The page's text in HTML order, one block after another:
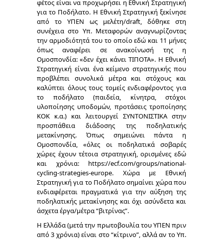
φέτος είναι να προχωρήσει η Εθνική Στρατηγική
για το Ποδήλατο. Η Εθνική Στρατηγική ξεκίνησε
από το ΥΠΕΝ ως μελέτη/draft, δόθηκε στη
συνέχεια στο Υπ. Μεταφορών αναγνωρίζοντας
την αρμοδιότητά του το οποίο εδώ και 11 μήνες
όπως αναφέρει σε ανακοίνωσή της η
Ομοσπονδία: «δεν έχει κάνει ΤΙΠΟΤΑ». Η Εθνική
Στρατηγική είναι ένα κείμενο στρατηγικής που
προβλέπει συνολικά μέτρα και στόχους και
καλύπτει όλους τους τομείς ενδιαφέροντος για
το ποδήλατο (παιδεία, κίνητρα, στόχοι
υλοποίησης υποδομών, προτάσεις τροποίησης
ΚΟΚ κ.α.) και λειτουργεί ΣΥΝΤΟΝΙΣΤΙΚΑ στην
προσπάθεια διάδοσης της ποδηλατικής
μετακίνησης. Όπως σημειώνει πάντα η
Ομοσπονδία, «όλες οι ποδηλατικά σοβαρές
χώρες έχουν τέτοια στρατηγική, ορισμένες εδώ
και χρόνια: https://ecf.com/groups/national-
cycling-strategies-europe. Χώρα με Εθνική
Στρατηγική για το Ποδήλατο σημαίνει χώρα που
ενδιαφέρεται πραγματικά για την αύξηση της
ποδηλατικής μετακίνησης και όχι ασύνδετα και
άσχετα έργα/μέτρα “βιτρίνας”.
Η Ελλάδα (μετά την πρωτοβουλία του ΥΠΕΝ πριν
από 3 χρόνια) είναι στο “κίτρινο”, αλλά αν το Υπ.